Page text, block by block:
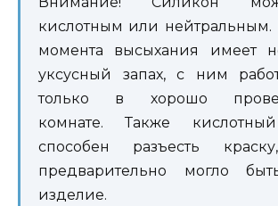
кислотным или
момента высыхания имеет
уксусный запах, с ним
только в хорошо
комнате. Также
способен разъесть
предварительно могло
изделие.